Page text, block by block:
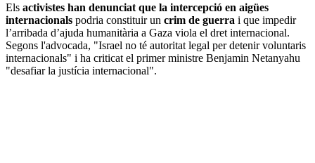
Els activistes han denunciat que la intercepció en aigües
internacionals podria constituir un crim de guerra i que impedir
l’arribada d’ajuda humanitària a Gaza viola el dret internacional.
Segons l'advocada, "Israel no té autoritat legal per detenir voluntaris
internacionals" i ha criticat el primer ministre Benjamin Netanyahu
"desafiar la justícia internacional".